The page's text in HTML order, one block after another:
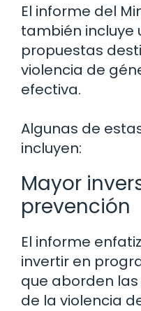
El informe del
también incluye
propuestas
violencia de
efectiva.
Algunas de
incluyen:
Mayor
prevención
El informe
invertir en
que aborden
de la violencia